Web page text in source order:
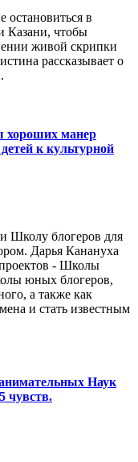
остановиться в
Казани, чтобы
живой скрипки
рассказывает о
хороших манер
к культурной
Школу блогеров для
Дарья Канануха
проектов - Школы
юных блогеров,
а также как
и стать известным
Наук
чувств.